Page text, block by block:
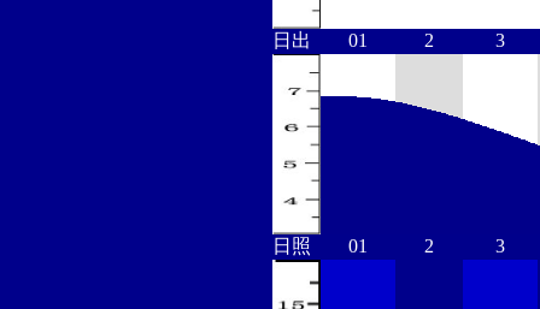
日出 01 2 3
日照 01 2 3